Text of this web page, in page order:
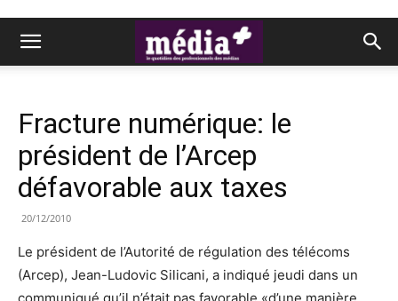
Fracture numérique: le
président de l’Arcep
défavorable aux taxes
20/12/2010
Le président de l’Autorité de régulation des télécoms
(Arcep), Jean-Ludovic Silicani, a indiqué jeudi dans un